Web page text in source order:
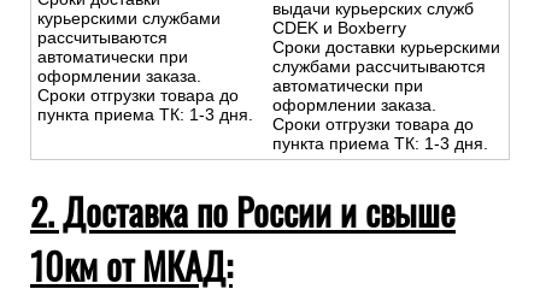
курьерскими службами
рассчитываются
автоматически при
оформлении заказа.
Сроки отгрузки товара до
пункта приема ТК: 1-3 дня.
выдачи курьерских служб
CDEK и Boxberry
Сроки доставки курьерскими
службами рассчитываются
автоматически при
оформлении заказа.
Сроки отгрузки товара до
пункта приема ТК: 1-3 дня.
2. Доставка по России и свыше
10км от МКАД: